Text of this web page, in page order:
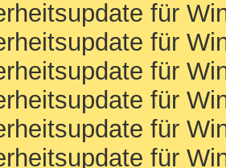
für
für
für
für
für
für